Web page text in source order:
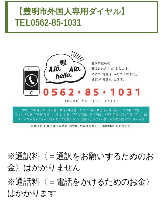
【豊明市外国人専用ダイヤル】
TEL0562-85-1031
※通訳料〈＝通訳をお願いするためのお
金〉はかかりません
※通話料〈＝電話をかけるためのお金〉
はかかります